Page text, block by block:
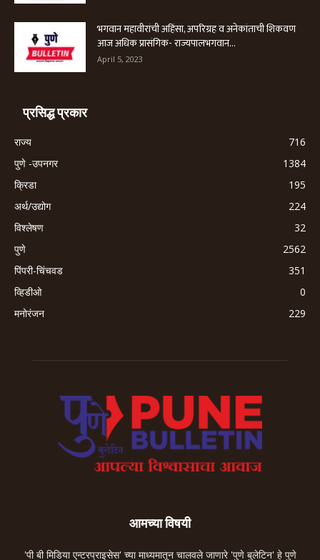
भगवान महावीरांची अहिंसा, अपरिग्रह व अनेकांताची शिकवण
आज अधिक प्रासंगिक- राज्यपालभगवान...
April 5, 2023
प्रसिद्ध प्रकार
राज्य
716
पुणे -उपनगर
1384
क्रिडा
195
अर्थ/उद्योग
224
विश्लेषण
32
पुणे
2562
पिंपरी-चिंचवड
351
व्हिडीओ
0
मनोरंजन
229
आमच्या विषयी
'पी बी मिडिया एन्टरप्राइसेस' च्या माध्यमातून चालवले जाणारे 'पुणे बुलेटिन' हे पुणे